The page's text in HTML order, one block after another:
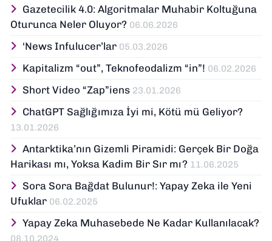
Gazetecilik 4.0: Algoritmalar Muhabir Koltuğuna
Oturunca Neler Oluyor? 06.06.2026
‘News Infulucer’lar 05.03.2026
Kapitalizm “out”, Teknofeodalizm “in”! 06.02.2026
Short Video “Zap”iens 23.01.2026
ChatGPT Sağlığımıza İyi mi, Kötü mü Geliyor?
13.01.2026
Antarktika’nın Gizemli Piramidi: Gerçek Bir Doğa
Harikası mı, Yoksa Kadim Bir Sır mı? 11.06.2025
Sora Sora Bağdat Bulunur!: Yapay Zeka ile Yeni
Ufuklar 06.02.2025
Yapay Zeka Muhasebede Ne Kadar Kullanılacak?
08.10.2024